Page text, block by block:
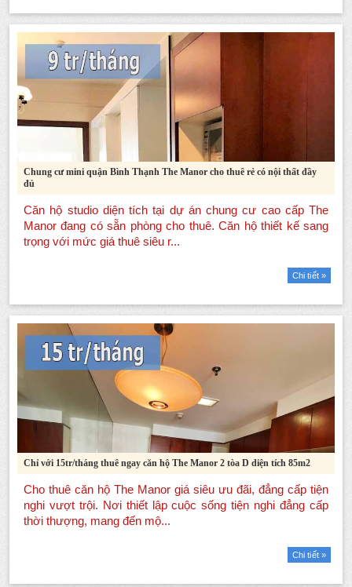
Chung cư mini quận Bình Thạnh The Manor cho thuê rẻ có nội thất đầy
đủ
Chi tiết »
Chỉ với 15tr/tháng thuê ngay căn hộ The Manor 2 tòa D diện tích 85m2
Chi tiết »